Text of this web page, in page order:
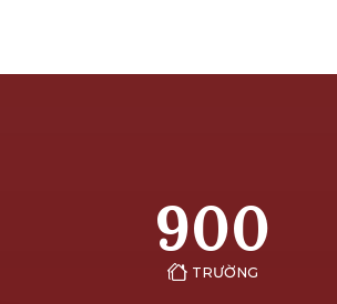
900
TRƯỜNG